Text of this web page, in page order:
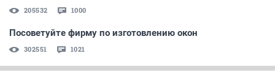
205532 1000
Посоветуйте фирму по изготовлению окон
302551 1021